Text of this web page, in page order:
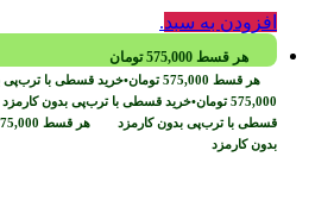
افزودن به سبد.
هر قسط 575,000 تومان
هر قسط 575,000 تومان•خرید قسطی با ترب‌پی
575,000 تومان•خرید قسطی با ترب‌پی بدون کارمزد
قسطی با ترب‌پی بدون کارمزد
هر قسط
بدون کارمزد